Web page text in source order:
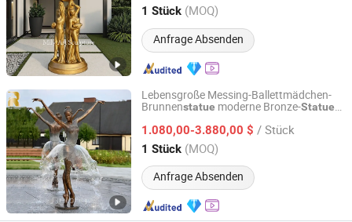
1 Stück (MOQ)
Anfrage Absenden
Henan, China Seit 2021
Lebensgroße Messing-Ballettmädchen-
Brunnenstatue moderne Bronze-Statue
Großhandelspreisen
1.080,00-3.880,00 $ / Stück
1 Stück (MOQ)
Anfrage Absenden
Zhengzhou Relong Arts & Crafts Co., Ltd.
Henan, China Seit 2023